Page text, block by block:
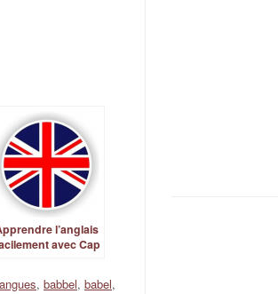
l’anglais
avec Cap
, babbel, babel,